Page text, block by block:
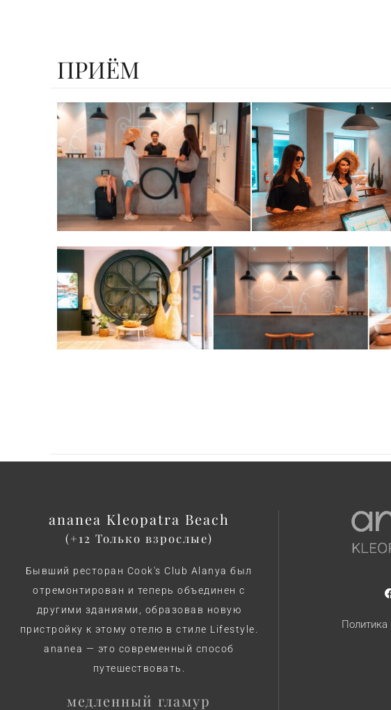
ПРИЁМ
ananea Kleopatra Beach
(+12 Только взрослые)
Бывший ресторан Cook's Club Alanya был
отремонтирован и теперь объединен с
другими зданиями, образовав новую
пристройку к этому отелю в стиле Lifestyle.
ananea — это современный способ
путешествовать.
медленный гламур
Политика